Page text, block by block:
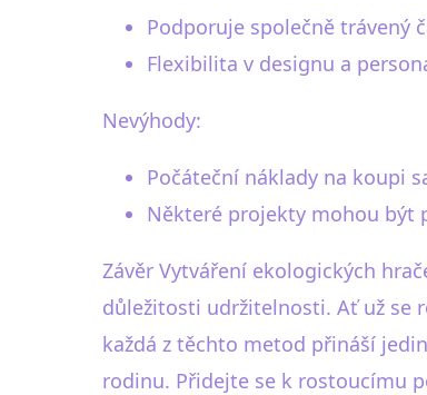
Podporuje společně trávený
Flexibilita v designu a
Nevýhody:
Počáteční náklady na koupi
Některé projekty mohou být
Závěr Vytváření ekologických
důležitosti udržitelnosti. Ať už se
každá z těchto metod přináší
rodinu. Přidejte se k rostoucímu